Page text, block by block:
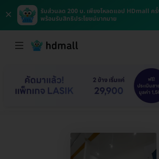
×
รับส่วนลด 200 บ. เพียงโหลดแอป HDmall ค
พร้อมรับสิทธิประโยชน์มากมาย